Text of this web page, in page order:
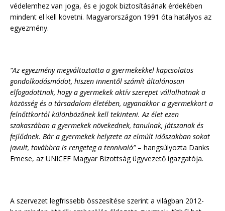
védelemhez van joga, és e jogok biztosításának érdekében
mindent el kell követni. Magyarországon 1991 óta hatályos az
egyezmény.
“Az egyezmény megváltoztatta a gyermekekkel kapcsolatos
gondolkodásmódot, hiszen innentől számít általánosan
elfogadottnak, hogy a gyermekek aktív szerepet vállalhatnak a
közösség és a társadalom életében, ugyanakkor a gyermekkort a
felnőttkortól különbözőnek kell tekinteni. Az élet ezen
szakaszában a gyermekek növekednek, tanulnak, játszanak és
fejlődnek. Bár a gyermekek helyzete az elmúlt időszakban sokat
javult, továbbra is rengeteg a tennivaló”– hangsúlyozta Danks
Emese, az UNICEF Magyar Bizottság ügyvezető igazgatója.
A szervezet legfrissebb összesítése szerint a világban 2012-